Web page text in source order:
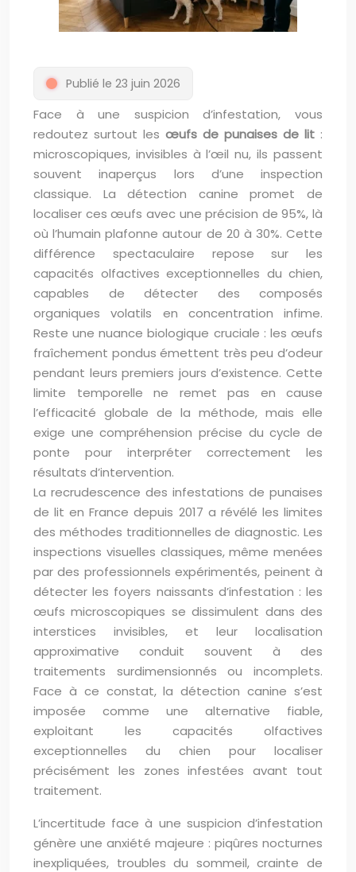
Publié le 23 juin 2026
Face à une suspicion d’infestation, vous
redoutez surtout les œufs de punaises de lit :
microscopiques, invisibles à l’œil nu, ils passent
souvent inaperçus lors d’une inspection
classique. La détection canine promet de
localiser ces œufs avec une précision de 95%, là
où l’humain plafonne autour de 20 à 30%. Cette
différence spectaculaire repose sur les
capacités olfactives exceptionnelles du chien,
capables de détecter des composés
organiques volatils en concentration infime.
Reste une nuance biologique cruciale : les œufs
fraîchement pondus émettent très peu d’odeur
pendant leurs premiers jours d’existence. Cette
limite temporelle ne remet pas en cause
l’efficacité globale de la méthode, mais elle
exige une compréhension précise du cycle de
ponte pour interpréter correctement les
résultats d’intervention.
La recrudescence des infestations de punaises
de lit en France depuis 2017 a révélé les limites
des méthodes traditionnelles de diagnostic. Les
inspections visuelles classiques, même menées
par des professionnels expérimentés, peinent à
détecter les foyers naissants d’infestation : les
œufs microscopiques se dissimulent dans des
interstices invisibles, et leur localisation
approximative conduit souvent à des
traitements surdimensionnés ou incomplets.
Face à ce constat, la détection canine s’est
imposée comme une alternative fiable,
exploitant les capacités olfactives
exceptionnelles du chien pour localiser
précisément les zones infestées avant tout
traitement.
L’incertitude face à une suspicion d’infestation
génère une anxiété majeure : piqûres nocturnes
inexpliquées, troubles du sommeil, crainte de